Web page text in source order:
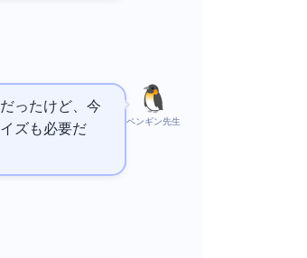
ペンギン先生
だったけど、今
サイズも必要だ